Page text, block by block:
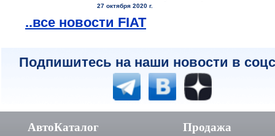
27 октября 2020 г.
..все новости FIAT
Подпишитесь на наши новости в
АвтоКаталог Продажа